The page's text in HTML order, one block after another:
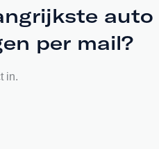
auto
per mail?
in.